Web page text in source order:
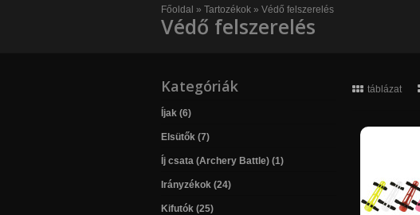
Főoldal » Tartozékok » Védő felszerelés
Védő felszerelés
Kategóriák
Íjak (6)
Elsütők (7)
Íj csata (Archery Battle) (1)
Irányzékok (24)
Kifutók (25)
táblázat